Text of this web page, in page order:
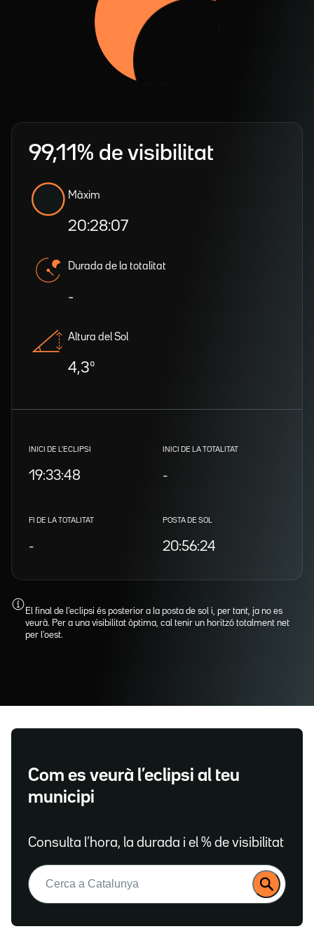
99,11% de visibilitat
Màxim
20:28:07
Durada de la totalitat
-
Altura del Sol
4,3º
INICI DE L'ECLIPSI
19:33:48
INICI DE LA TOTALITAT
-
FI DE LA TOTALITAT
-
POSTA DE SOL
20:56:24
El final de l'eclipsi és posterior a la posta de sol i, per tant, ja no es
veurà. Per a una visibilitat òptima, cal tenir un horitzó totalment net
per l'oest.
Com es veurà l’eclipsi al teu
municipi
Consulta l’hora, la durada i el % de visibilitat
Buscar: